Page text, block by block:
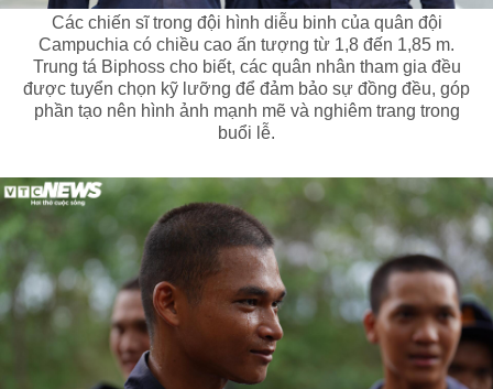
Các chiến sĩ trong đội hình diễu binh của quân đội
Campuchia có chiều cao ấn tượng từ 1,8 đến 1,85 m.
Trung tá Biphoss cho biết, các quân nhân tham gia đều
được tuyển chọn kỹ lưỡng để đảm bảo sự đồng đều, góp
phần tạo nên hình ảnh mạnh mẽ và nghiêm trang trong
buổi lễ.